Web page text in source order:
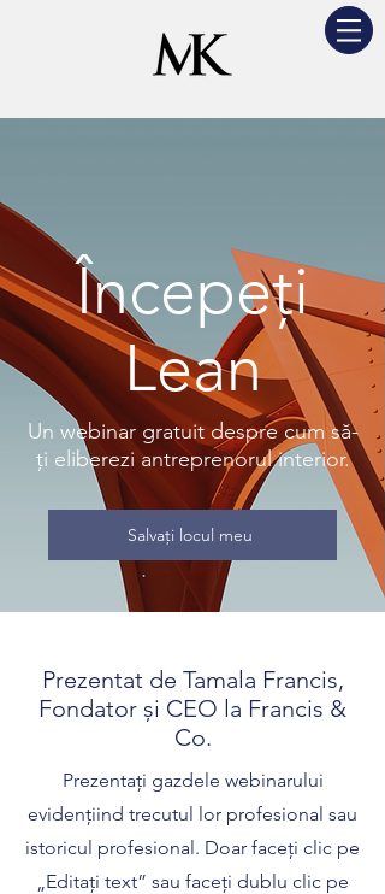
Începeți
Lean
Un webinar gratuit despre cum să-
ți eliberezi antreprenorul interior.
Salvați locul meu
Prezentat de Tamala Francis,
Fondator și CEO la Francis &
Co.
Prezentați gazdele webinarului
evidențiind trecutul lor profesional sau
istoricul profesional. Doar faceți clic pe
„Editați text” sau faceți dublu clic pe